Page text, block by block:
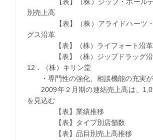
【表】（株）ジップ・ホールデ
別売上高
【表】（株）アライドハーツ・
グス沿革
【表】（株）ライフォート沿革
【表】（株）ジップドラッグ沿
12．（株）キリン堂
・専門性の強化、相談機能の充実が
2009年２月期の連結売上高は、
を見込む
【表】業績推移
【表】タイプ別店舗数
【表】品目別売上高推移